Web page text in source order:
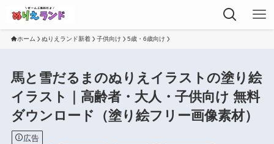
ホーム ぬりえランド新着 子供向け 5歳・6歳向け
馬と雪だるまのぬりえイラストの塗り絵
イラスト｜高齢者・大人・子供向け 無料
ダウンロード（塗り絵フリー画像素材）
広告